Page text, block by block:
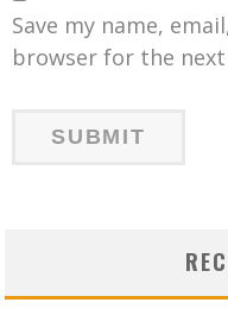
Save my name,
browser for the